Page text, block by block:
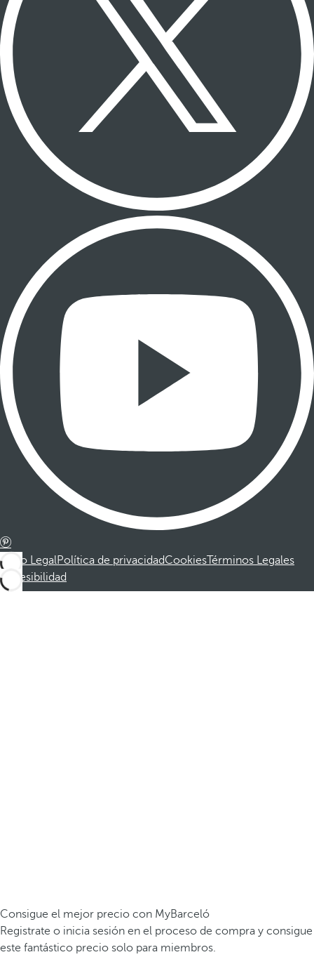
Aviso LegalPolítica de privacidadCookiesTérminos Legales
Accesibilidad
Consigue el mejor precio con MyBarceló
Registrate o inicia sesión en el proceso de compra y consigue
este fantástico precio solo para miembros.